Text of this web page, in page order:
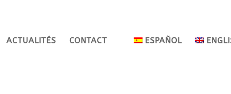
ACTUALITÉS CONTACT ESPAÑOL